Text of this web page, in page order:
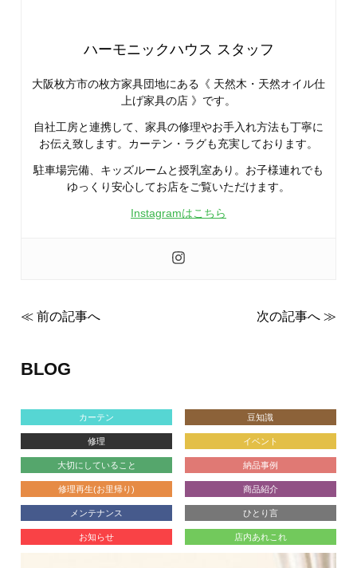
ハーモニックハウス スタッフ
大阪枚方市の枚方家具団地にある《 天然木・天然オイル仕
上げ家具の店 》です。
自社工房と連携して、家具の修理やお手入れ方法も丁寧に
お伝え致します。カーテン・ラグも充実しております。
駐車場完備、キッズルームと授乳室あり。お子様連れでも
ゆっくり安心してお店をご覧いただけます。
Instagramはこちら
≪ 前の記事へ 次の記事へ ≫
BLOG
カーテン 豆知識
修理 イベント
大切にしていること 納品事例
修理再生(お里帰り) 商品紹介
メンテナンス ひとり言
お知らせ 店内あれこれ